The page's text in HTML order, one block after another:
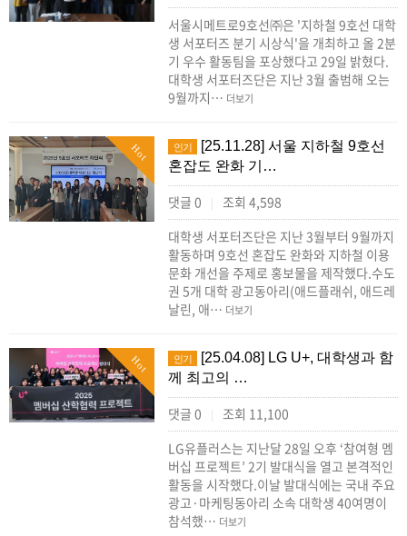
서울시메트로9호선㈜은 '지하철 9호선 대학
생 서포터즈 분기 시상식'을 개최하고 올 2분
기 우수 활동팀을 포상했다고 29일 밝혔다.
대학생 서포터즈단은 지난 3월 출범해 오는
9월까지… 더보기
Hot 인기
[25.11.28] 서울 지하철 9호선
혼잡도 완화 기…
댓글 0 |
조회 4,598
대학생 서포터즈단은 지난 3월부터 9월까지
활동하며 9호선 혼잡도 완화와 지하철 이용
문화 개선을 주제로 홍보물을 제작했다.수도
권 5개 대학 광고동아리(애드플래쉬, 애드레
날린, 애… 더보기
Hot 인기
[25.04.08] LG U+, 대학생과 함
께 최고의 …
댓글 0 |
조회 11,100
LG유플러스는 지난달 28일 오후 ‘참여형 멤
버십 프로젝트’ 2기 발대식을 열고 본격적인
활동을 시작했다.이날 발대식에는 국내 주요
광고·마케팅동아리 소속 대학생 40여명이
참석했… 더보기